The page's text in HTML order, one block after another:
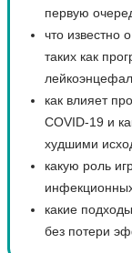
первую
что известно
таких как
как влияет
COVID-19 и
худшими
какую роль
какие
без потери